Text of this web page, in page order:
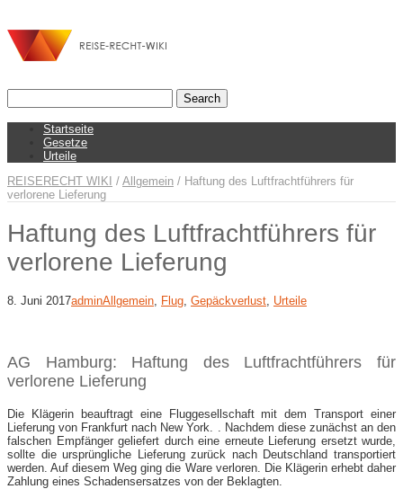
Startseite
Gesetze
Urteile
REISERECHT WIKI / Allgemein / Haftung des Luftfrachtführers für
verlorene Lieferung
Haftung des Luftfrachtführers für
verlorene Lieferung
8. Juni 2017adminAllgemein Flug Gepäckverlust Urteile
AG Hamburg: Haftung des Luftfrachtführers für
verlorene Lieferung
Die Klägerin beauftragt eine Fluggesellschaft mit dem Transport einer
Lieferung von Frankfurt nach New York. . Nachdem diese zunächst an den
falschen Empfänger geliefert durch eine erneute Lieferung ersetzt wurde,
sollte die ursprüngliche Lieferung zurück nach Deutschland transportiert
werden. Auf diesem Weg ging die Ware verloren. Die Klägerin erhebt daher
Zahlung eines Schadensersatzes von der Beklagten.